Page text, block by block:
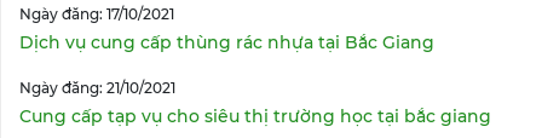
Ngày đăng: 17/10/2021
Dịch vụ cung cấp thùng rác nhựa tại Bắc Giang
Ngày đăng: 21/10/2021
Cung cấp tạp vụ cho siêu thị trường học tại bắc giang